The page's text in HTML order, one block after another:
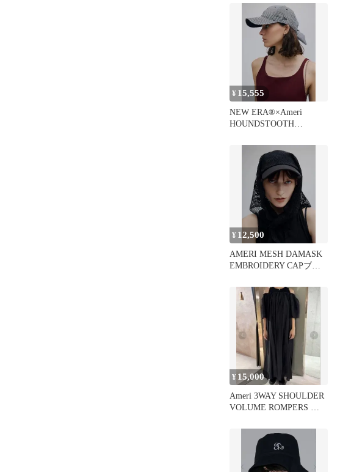
¥ 15,555
NEW ERA®×Ameri
HOUNDSTOOTH
¥ 12,500
AMERI MESH DAMASK
EMBROIDERY CAPブラ
¥ 15,000
Ameri 3WAY SHOULDER
VOLUME ROMPERS ブ